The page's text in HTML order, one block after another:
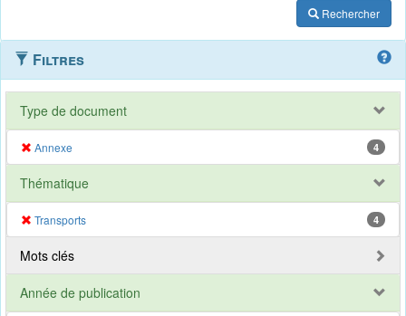
Rechercher
Filtres
Type de document
Annexe 4
Thématique
Transports 4
Mots clés
Année de publication